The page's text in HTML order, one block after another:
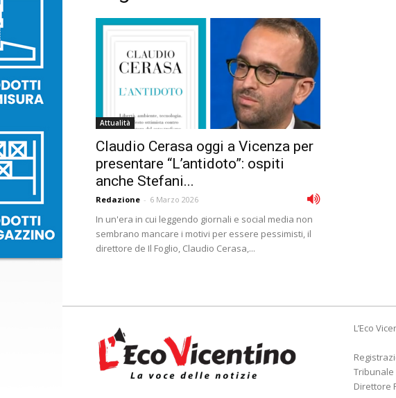
Attualità
Claudio Cerasa oggi a Vicenza per
presentare “L’antidoto”: ospiti
anche Stefani...
Redazione - 6 Marzo 2026
In un'era in cui leggendo giornali e social media non
sembrano mancare i motivi per essere pessimisti, il
direttore de Il Foglio, Claudio Cerasa,...
L’Eco
Tribunale
Direttore